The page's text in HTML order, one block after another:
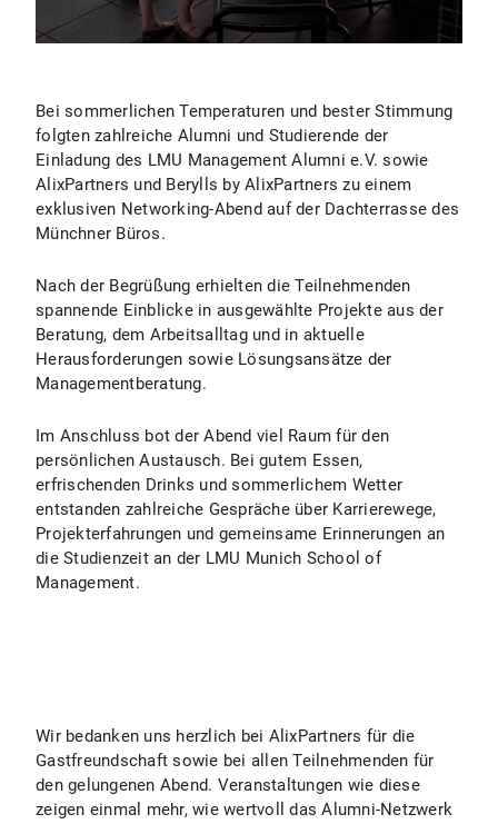
Bei sommerlichen Temperaturen und bester Stimmung
folgten zahlreiche Alumni und Studierende der
Einladung des LMU Management Alumni e.V. sowie
AlixPartners und Berylls by AlixPartners zu einem
exklusiven Networking-Abend auf der Dachterrasse des
Münchner Büros.
Nach der Begrüßung erhielten die Teilnehmenden
spannende Einblicke in ausgewählte Projekte aus der
Beratung, dem Arbeitsalltag und in aktuelle
Herausforderungen sowie Lösungsansätze der
Managementberatung.
Im Anschluss bot der Abend viel Raum für den
persönlichen Austausch. Bei gutem Essen,
erfrischenden Drinks und sommerlichem Wetter
entstanden zahlreiche Gespräche über Karrierewege,
Projekterfahrungen und gemeinsame Erinnerungen an
die Studienzeit an der LMU Munich School of
Management.
Wir bedanken uns herzlich bei AlixPartners für die
Gastfreundschaft sowie bei allen Teilnehmenden für
den gelungenen Abend. Veranstaltungen wie diese
zeigen einmal mehr, wie wertvoll das Alumni-Netzwerk